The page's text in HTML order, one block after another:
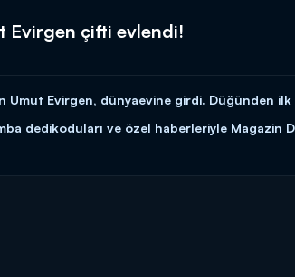
Evirgen çifti evlendi!
Umut Evirgen, dünyaevine girdi. Düğünden
dedikoduları ve özel haberleriyle Magazin